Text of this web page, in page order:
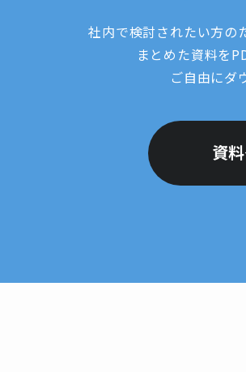
社内で検討されたい方の
まとめた資料を
ご自由にダ
資